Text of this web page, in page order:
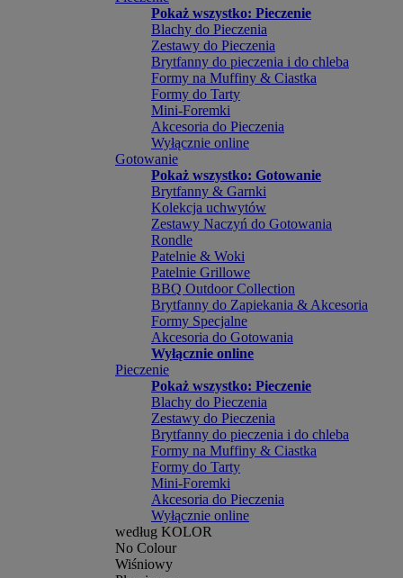
Pokaż wszystko: Pieczenie
Blachy do Pieczenia
Zestawy do Pieczenia
Brytfanny do pieczenia i do chleba
Formy na Muffiny & Ciastka
Formy do Tarty
Mini-Foremki
Akcesoria do Pieczenia
Wyłącznie online
Gotowanie
Pokaż wszystko: Gotowanie
Brytfanny & Garnki
Kolekcja uchwytów
Zestawy Naczyń do Gotowania
Rondle
Patelnie & Woki
Patelnie Grillowe
BBQ Outdoor Collection
Brytfanny do Zapiekania & Akcesoria
Formy Specjalne
Akcesoria do Gotowania
Wyłącznie online
Pieczenie
Pokaż wszystko: Pieczenie
Blachy do Pieczenia
Zestawy do Pieczenia
Brytfanny do pieczenia i do chleba
Formy na Muffiny & Ciastka
Formy do Tarty
Mini-Foremki
Akcesoria do Pieczenia
Wyłącznie online
według KOLOR
No Colour
Wiśniowy